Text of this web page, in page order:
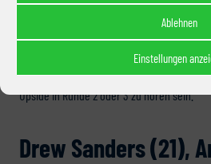
Ablehnen
Einstellungen
In Pass Coverage und Special Teams
Ansätze, wird sich jedoch bei der Analyse
Spielzügen sowie seiner Physis verbessern
mithalten zu können. Der Name Henley
Upside in Runde 2 oder 3 zu hören sein.
Drew Sanders (21),